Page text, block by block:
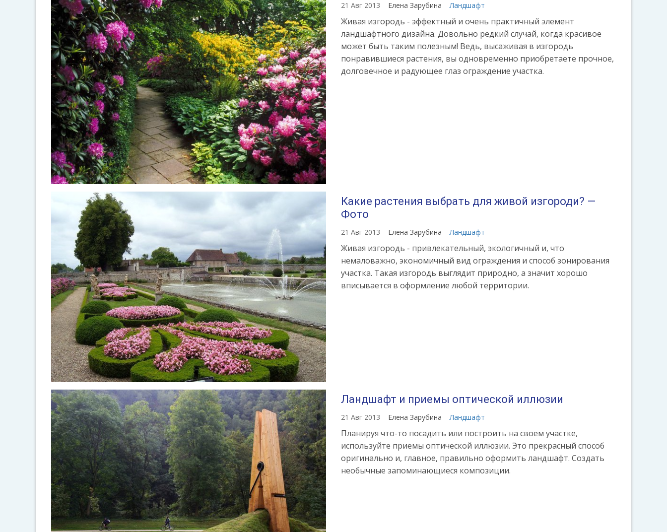
21 Авг 2013 Елена Зарубина Ландшафт
Живая изгородь - эффектный и очень практичный элемент
ландшафтного дизайна. Довольно редкий случай, когда красивое
может быть таким полезным! Ведь, высаживая в изгородь
понравившиеся растения, вы одновременно приобретаете прочное,
долговечное и радующее глаз ограждение участка.
Какие растения выбрать для живой изгороди? —
Фото
21 Авг 2013 Елена Зарубина Ландшафт
Живая изгородь - привлекательный, экологичный и, что
немаловажно, экономичный вид ограждения и способ зонирования
участка. Такая изгородь выглядит природно, а значит хорошо
вписывается в оформление любой территории.
Ландшафт и приемы оптической иллюзии
21 Авг 2013 Елена Зарубина Ландшафт
Планируя что-то посадить или построить на своем участке,
используйте приемы оптической иллюзии. Это прекрасный способ
оригинально и, главное, правильно оформить ландшафт. Создать
необычные запоминающиеся композиции.